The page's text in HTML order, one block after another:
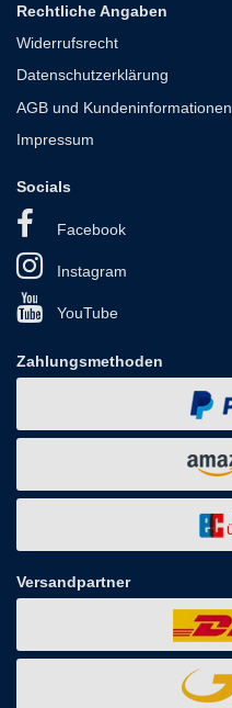
Rechtliche Angaben
Widerrufsrecht
Datenschutzerklärung
AGB und Kundeninformationen
Impressum
Socials
Facebook
Instagram
YouTube
Zahlungsmethoden
Versandpartner